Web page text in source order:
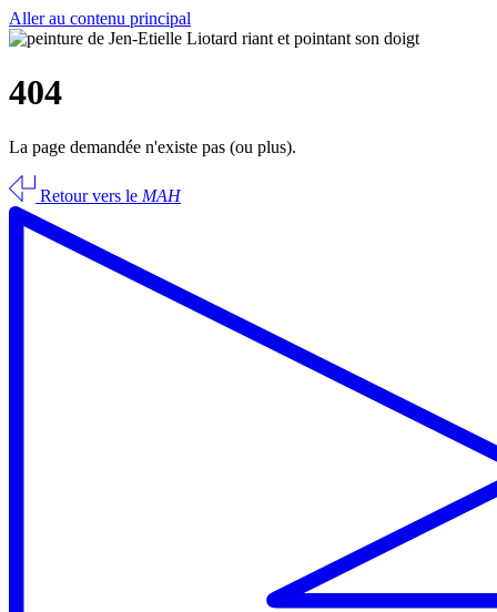
Aller au contenu principal
404
La page demandée n'existe pas (ou plus).
Retour vers le MAH